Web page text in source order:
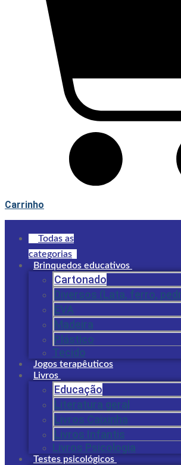
Carrinho
Todas as
categorias
Brinquedos educativos
Cartonado
Diversos (Lata, ferro,
EVA
Madeira
Plástico
Tecido
Jogos terapêuticos
Livros
Educação
Literatura geral
Livros Caixinha
Livros Infantis
Livros Psicologia
Testes psicológicos